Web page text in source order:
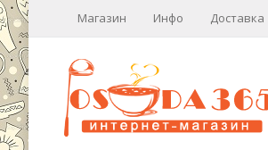
Магазин Инфо Доставка